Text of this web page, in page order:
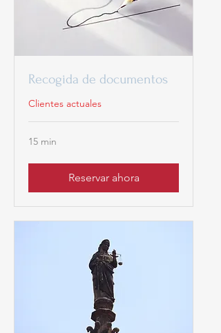
Recogida de documentos
Clientes actuales
15 min
Reservar ahora